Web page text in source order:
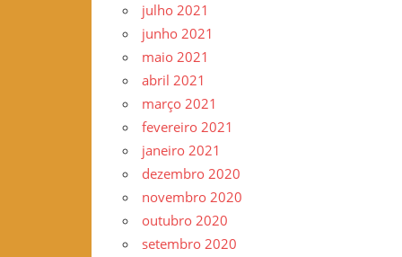
julho 2021
junho 2021
maio 2021
abril 2021
março 2021
fevereiro 2021
janeiro 2021
dezembro 2020
novembro 2020
outubro 2020
setembro 2020